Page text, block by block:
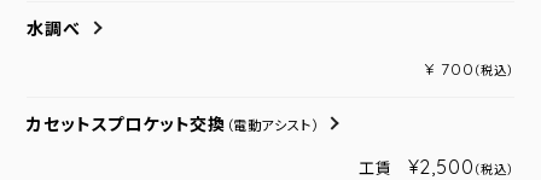
水調べ
¥ 700 （税込）
カセットスプロケット交換 （電動アシスト）
工賃 ¥2,500 （税込）